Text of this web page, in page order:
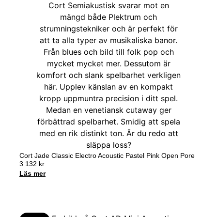
Cort Jade Classic Electro Acoustic Pastel Pink Open Pore
3 132 kr
Läs mer